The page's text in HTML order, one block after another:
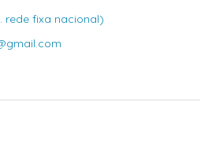
rede fixa nacional)